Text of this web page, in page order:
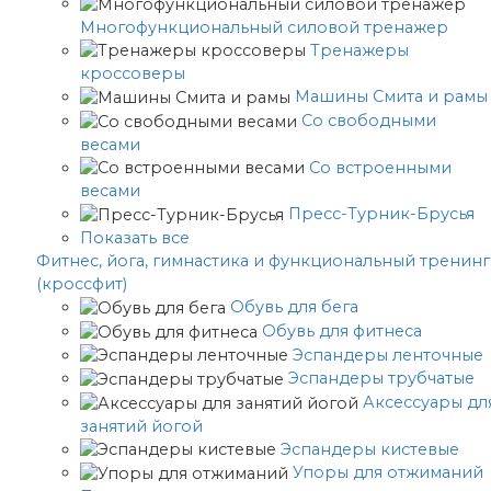
Многофункциональный силовой тренажер
Тренажеры
кроссоверы
Машины Смита и рамы
Со свободными
весами
Со встроенными
весами
Пресс-Турник-Брусья
Показать все
Фитнес, йога, гимнастика и функциональный тренинг
(кроссфит)
Обувь для бега
Обувь для фитнеса
Эспандеры ленточные
Эспандеры трубчатые
Аксессуары
занятий йогой
Эспандеры кистевые
Упоры для отжиманий